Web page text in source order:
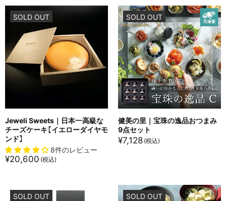
SOLD OUT
Jeweli Sweets｜日本一高級な
チーズケーキ【イエローダイヤモ
ンド】
8件のレビュー
¥20,600
SOLD OUT
健美の里｜宝珠の逸品おつまみ
9点セット
¥7,128
SOLD OUT SOLD OUT